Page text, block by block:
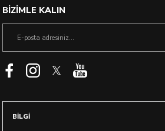
BİZİMLE KALIN
BİLGİ